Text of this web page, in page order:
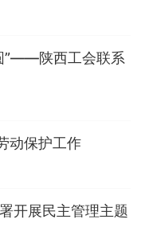
”——陕西工会联系
动保护工作
开展民主管理主题